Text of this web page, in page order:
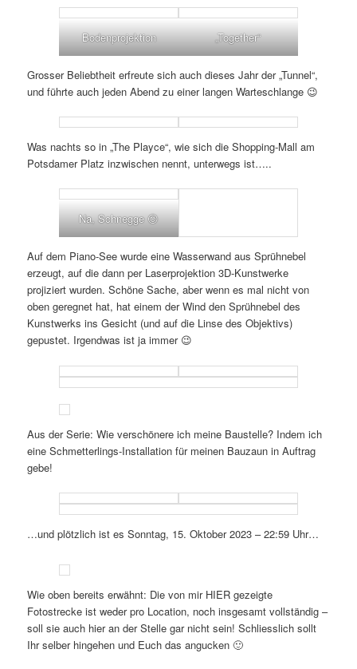
Bodenprojektion „Together“
Grosser Beliebtheit erfreute sich auch dieses Jahr der „Tunnel“,
und führte auch jeden Abend zu einer langen Warteschlange 😉
Was nachts so in „The Playce“, wie sich die Shopping-Mall am
Potsdamer Platz inzwischen nennt, unterwegs ist…..
Na, Schnegge 😉
Auf dem Piano-See wurde eine Wasserwand aus Sprühnebel
erzeugt, auf die dann per Laserprojektion 3D-Kunstwerke
projiziert wurden. Schöne Sache, aber wenn es mal nicht von
oben geregnet hat, hat einem der Wind den Sprühnebel des
Kunstwerks ins Gesicht (und auf die Linse des Objektivs)
gepustet. Irgendwas ist ja immer 😉
Aus der Serie: Wie verschönere ich meine Baustelle? Indem ich
eine Schmetterlings-Installation für meinen Bauzaun in Auftrag
gebe!
…und plötzlich ist es Sonntag, 15. Oktober 2023 – 22:59 Uhr…
Wie oben bereits erwähnt: Die von mir HIER gezeigte
Fotostrecke ist weder pro Location, noch insgesamt vollständig –
soll sie auch hier an der Stelle gar nicht sein! Schliesslich sollt
Ihr selber hingehen und Euch das angucken 🙂